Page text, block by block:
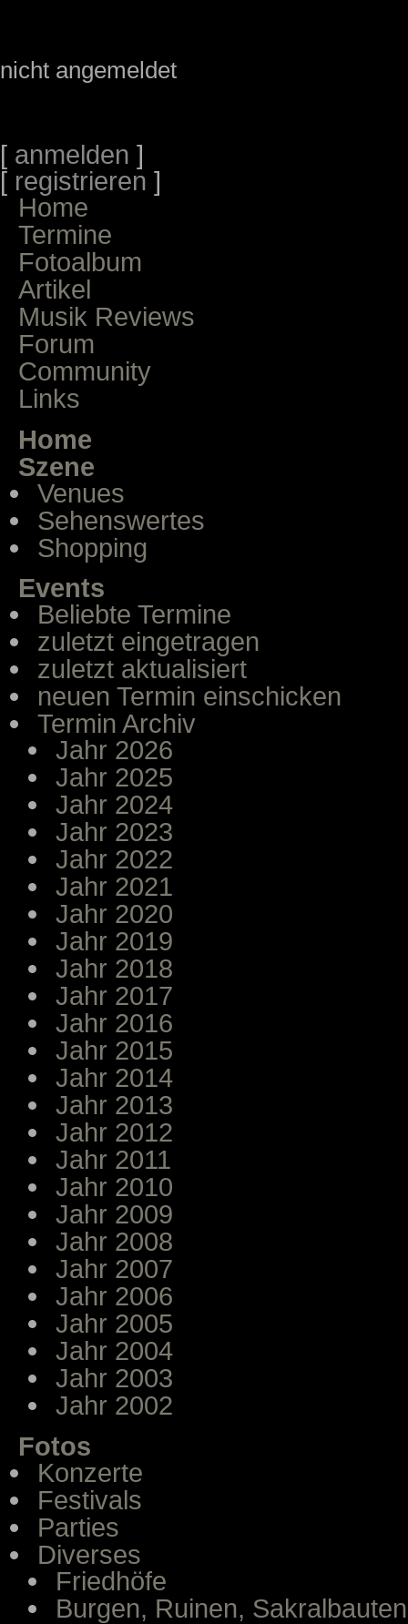
nicht angemeldet
[ anmelden ]
[ registrieren ]
Home
Termine
Fotoalbum
Artikel
Musik Reviews
Forum
Community
Links
Home
Szene
Venues
Sehenswertes
Shopping
Events
Beliebte Termine
zuletzt eingetragen
zuletzt aktualisiert
neuen Termin einschicken
Termin Archiv
Jahr 2026
Jahr 2025
Jahr 2024
Jahr 2023
Jahr 2022
Jahr 2021
Jahr 2020
Jahr 2019
Jahr 2018
Jahr 2017
Jahr 2016
Jahr 2015
Jahr 2014
Jahr 2013
Jahr 2012
Jahr 2011
Jahr 2010
Jahr 2009
Jahr 2008
Jahr 2007
Jahr 2006
Jahr 2005
Jahr 2004
Jahr 2003
Jahr 2002
Fotos
Konzerte
Festivals
Parties
Diverses
Friedhöfe
Burgen, Ruinen, Sakralbauten